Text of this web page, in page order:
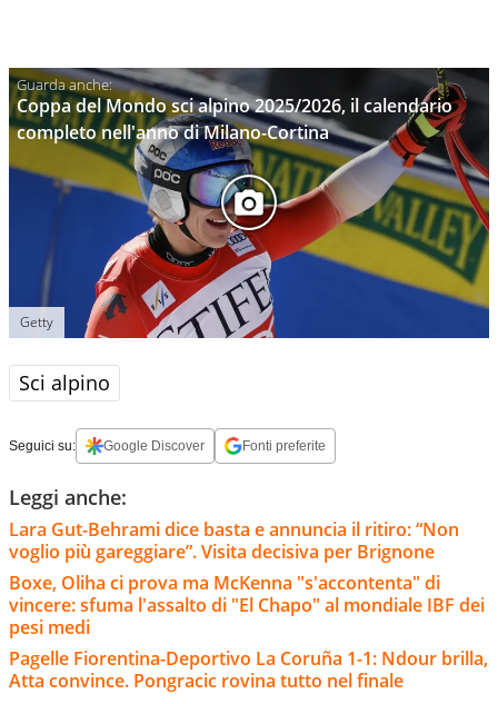
Coppa del Mondo sci alpino 2025/2026, il calendario
completo nell'anno di Milano-Cortina
Getty
Sci alpino
Seguici su: Google Discover Fonti preferite
Leggi anche:
Lara Gut-Behrami dice basta e annuncia il ritiro: “Non
voglio più gareggiare”. Visita decisiva per Brignone
Boxe, Oliha ci prova ma McKenna "s'accontenta" di
vincere: sfuma l'assalto di "El Chapo" al mondiale IBF dei
pesi medi
Pagelle Fiorentina-Deportivo La Coruña 1-1: Ndour brilla,
Atta convince. Pongracic rovina tutto nel finale